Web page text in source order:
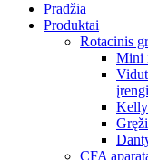
Pradžia
Produktai
Rotacinis
Mini
CFA